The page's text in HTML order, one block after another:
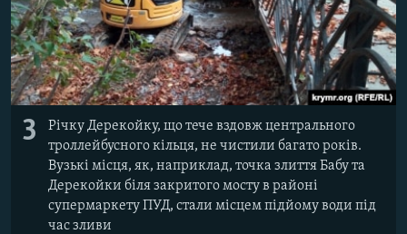
3
Річку Дерекойку, що тече вздовж центрального
троллейбусного кільця, не чистили багато років.
Вузькі місця, як, наприклад, точка злиття Бабу та
Дерекойки біля закритого мосту в районі
супермаркету ПУД, стали місцем підйому води під
час зливи